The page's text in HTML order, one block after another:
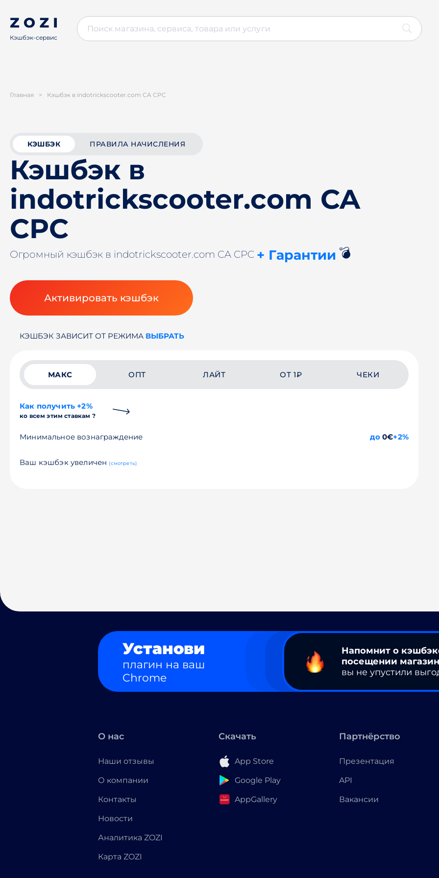
Кэшбэк-сервис
Главная > Кэшбэк в indotrickscooter.com CA CPC
КЭШБЭК ПРАВИЛА НАЧИСЛЕНИЯ
Кэшбэк в
indotrickscooter.com CA
CPC
Огромный кэшбэк в indotrickscooter.com CA CPC + Гарантии 💣
Активировать кэшбэк
КЭШБЭК ЗАВИСИТ ОТ РЕЖИМА ВЫБРАТЬ
МАКС ОПТ ЛАЙТ ОТ 1₽ ЧЕКИ
Как получить +2%
ко всем этим ставкам ?
Минимальное вознаграждение до0€+2%
Ваш кэшбэк увеличен (смотреть)
Установи
плагин на ваш
Chrome
Напомнит о
посещении
вы не упустили
О нас
Наши отзывы
О компании
Контакты
Новости
Аналитика ZOZI
Карта ZOZI
Скачать
App Store
Google Play
AppGallery
Партнёрство
Презентация
API
Вакансии